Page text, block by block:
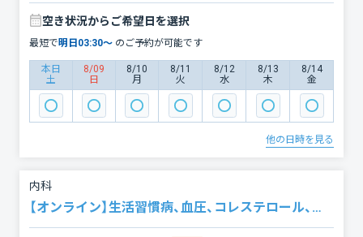
な診療をご提供いたします。
空き状況からご希望日を選択
最短で明日 03:30〜 のご予約が可能です
本日
土
8/09
日
8/10
月
8/11
火
8/12
水
8/13
木
8/14
金
他の日時を見る
内科
【オンライン】生活習慣病、血圧、コレステロール、頭痛